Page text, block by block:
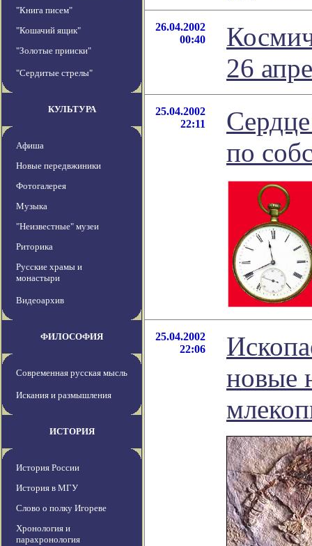
"Книга писем"
"Кошачий ящик"
"Золотые прииски"
"Сердитые стрелы"
КУЛЬТУРА
Афиша
Новые передвжиники
Фотогалерея
Музыка
"Неизвестные" музеи
Риторика
Русские храмы и
монастыри
Видеоархив
ФИЛОСОФИЯ
Современная русская мысль
Искания и размышления
ИСТОРИЯ
История России
История в МГУ
Слово о полку Игореве
Хронология и
парахронология
26.04.2002
00:40
26
25.04.2002
22:11
по
25.04.2002
22:06
новые